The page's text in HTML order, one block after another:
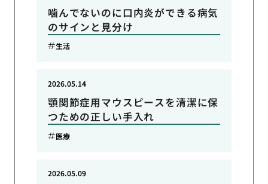
噛んでないのに口内炎ができる病気
のサインと見分け
生活
顎関節症用マウスピースを清潔に保
つための正しい手入れ
2026.05.14
医療
2026.05.09